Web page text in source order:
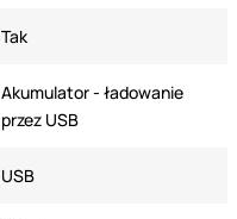
Tak
Akumulator - ładowanie
przez USB
USB